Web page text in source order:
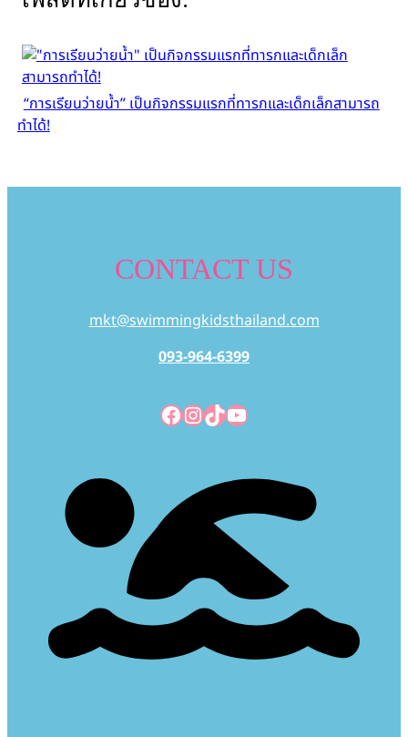
“การเรียนว่ายน้ำ” เป็นกิจกรรมแรกที่ทารกและเด็กเล็กสามารถ
ทำได้!
CONTACT US
mkt@swimmingkidsthailand.com
093-964-6399
Facebook
Instagram
TikTok
YouTube